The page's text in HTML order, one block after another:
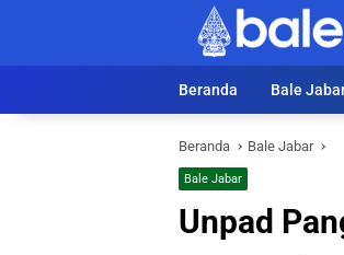
Beranda Bale
Beranda Bale Jabar
Bale Jabar
Unpad